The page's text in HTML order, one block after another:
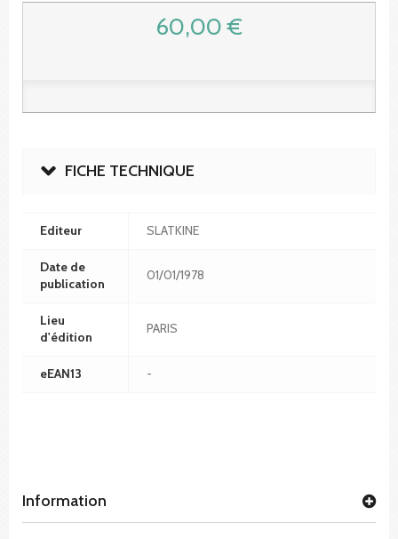
60,00 €
FICHE TECHNIQUE
Editeur SLATKINE
Date de
publication
01/01/1978
Lieu
d'édition
PARIS
eEAN13 -
Information